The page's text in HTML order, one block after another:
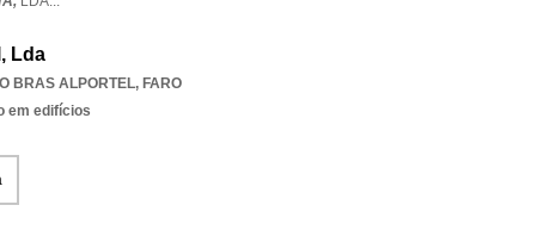
Lda
BRAS ALPORTEL, FARO
em edifícios